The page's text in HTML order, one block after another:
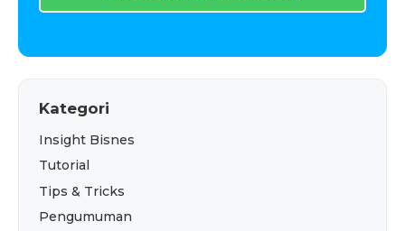
Kategori
Insight Bisnes
Tutorial
Tips & Tricks
Pengumuman